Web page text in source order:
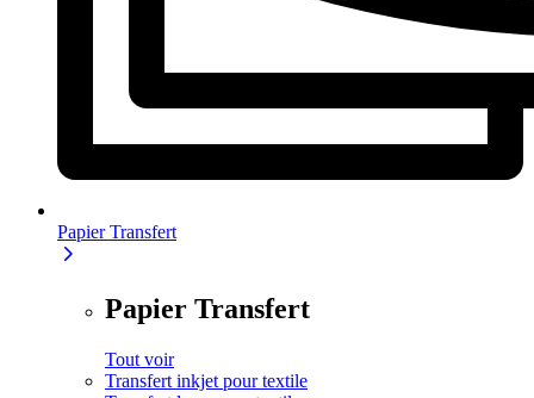
Papier Transfert
Papier Transfert
Tout voir
Transfert inkjet pour textile